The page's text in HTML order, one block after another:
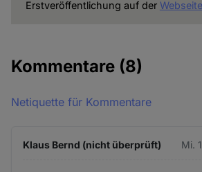
Erstveröffentlichung auf der
Kommentare (8)
Netiquette für Kommentare
Klaus Bernd (nicht überprüft) Mi.